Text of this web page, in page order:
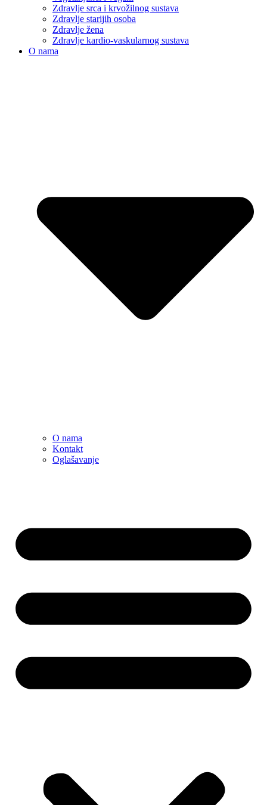
Zdravlje srca i krvožilnog sustava
Zdravlje starijih osoba
Zdravlje žena
Zdravlje kardio-vaskularnog sustava
O nama
O nama
Kontakt
Oglašavanje